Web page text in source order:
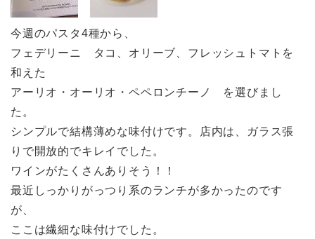
今週のパスタ4種から、
フェデリーニ タコ、オリーブ、フレッシュトマトを
和えた
アーリオ・オーリオ・ペペロンチーノ を選びまし
た。
シンプルで結構薄めな味付けです。店内は、ガラス張
りで開放的でキレイでした。
ワインがたくさんありそう！！
最近しっかりがっつり系のランチが多かったのです
が、
ここは繊細な味付けでした。